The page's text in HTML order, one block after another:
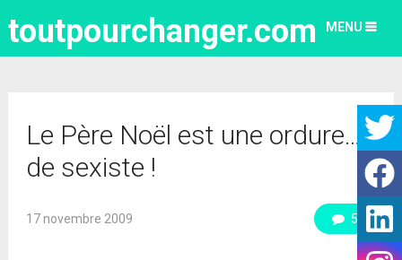
toutpourchanger.com MENU
Le Père Noël est une ordure…
de sexiste !
17 novembre 2009 5